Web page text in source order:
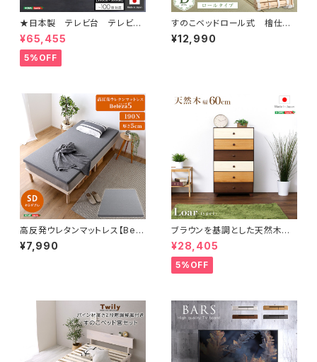
★日本製 テレビ台 テレビボ
ード 320cm幅 【BARS-バ
ース-】 SH-24-BR320
¥65,455
5%OFF
すのこベッドロール式 檜仕様
(ダブル)【涼風】 HNK-R-D
¥12,990
高反発ウレタンマットレス【Bele
za5-ベレーザ・ファイブ-】(セミ
ダブル) ORM-05SD
¥7,990
ブラウンを基調とした天然木ハ
イチェスト 6段 幅60cm Loar
シリーズ 日本製・完成品｜Loar
-ロア- type1 SH-08-LR60
¥28,405
5%OFF